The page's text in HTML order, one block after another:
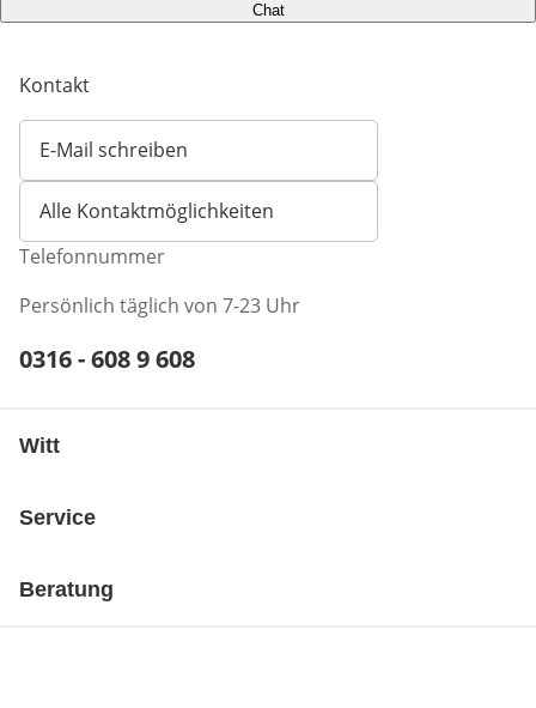
Chat
Kontakt
E-Mail schreiben
Öffnet E-Mail-Client
Alle Kontaktmöglichkeiten
Telefonnummer
Persönlich täglich von 7-23 Uhr
Telefonnummer:
0316 - 608 9 608
Witt
Service
Beratung